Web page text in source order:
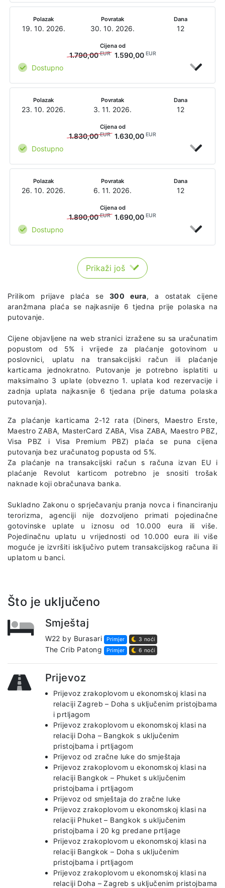
Polazak
19. 10. 2026.
Povratak
30. 10. 2026.
Dana
12
Dostupno
Cijena od
1.790,00EUR 1.590,00 EUR
Polazak
23. 10. 2026.
Povratak
3. 11. 2026.
Dana
12
Dostupno
Cijena od
1.830,00EUR 1.630,00 EUR
Polazak
26. 10. 2026.
Povratak
6. 11. 2026.
Dana
12
Dostupno
Cijena od
1.890,00EUR 1.690,00 EUR
Prikaži još
Prilikom prijave plaća se 300 eura, a ostatak cijene
aranžmana plaća se najkasnije 6 tjedna prije polaska na
putovanje.
Cijene objavljene na web stranici izražene su sa uračunatim
popustom od 5% i vrijede za plaćanje gotovinom u
poslovnici, uplatu na transakcijski račun ili plaćanje
karticama jednokratno. Putovanje je potrebno isplatiti u
maksimalno 3 uplate (obvezno 1. uplata kod rezervacije i
zadnja uplata najkasnije 6 tjedana prije datuma polaska
putovanja).
Za plaćanje karticama 2-12 rata (Diners, Maestro Erste,
Maestro ZABA, MasterCard ZABA, Visa ZABA, Maestro PBZ,
Visa PBZ i Visa Premium PBZ) plaća se puna cijena
putovanja bez uračunatog popusta od 5%.
Za plaćanje na transakcijski račun s računa izvan EU i
plaćanje Revolut karticom potrebno je snositi trošak
naknade koji obračunava banka.
Sukladno Zakonu o sprječavanju pranja novca i financiranju
terorizma, agenciji nije dozvoljeno primati pojedinačne
gotovinske uplate u iznosu od 10.000 eura ili više.
Pojedinačnu uplatu u vrijednosti od 10.000 eura ili više
moguće je izvršiti isključivo putem transakcijskog računa ili
uplatom u banci.
Što je uključeno
Smještaj
W22 by Burasari Primjer 3 noći
The Crib Patong Primjer 6 noći
Prijevoz
Prijevoz zrakoplovom u ekonomskoj klasi na
relaciji Zagreb – Doha s uključenim pristojbama
i prtljagom
Prijevoz zrakoplovom u ekonomskoj klasi na
relaciji Doha – Bangkok s uključenim
pristojbama i prtljagom
Prijevoz od zračne luke do smještaja
Prijevoz zrakoplovom u ekonomskoj klasi na
relaciji Bangkok – Phuket s uključenim
pristojbama i prtljagom
Prijevoz od smještaja do zračne luke
Prijevoz zrakoplovom u ekonomskoj klasi na
relaciji Phuket – Bangkok s uključenim
pristojbama i 20 kg predane prtljage
Prijevoz zrakoplovom u ekonomskoj klasi na
relaciji Bangkok – Doha s uključenim
pristojbama i prtljagom
Prijevoz zrakoplovom u ekonomskoj klasi na
relaciji Doha – Zagreb s uključenim pristojbama